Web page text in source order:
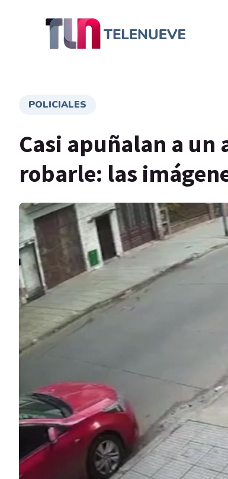
POLICIALES
Casi apuñalan a un
robarle: las